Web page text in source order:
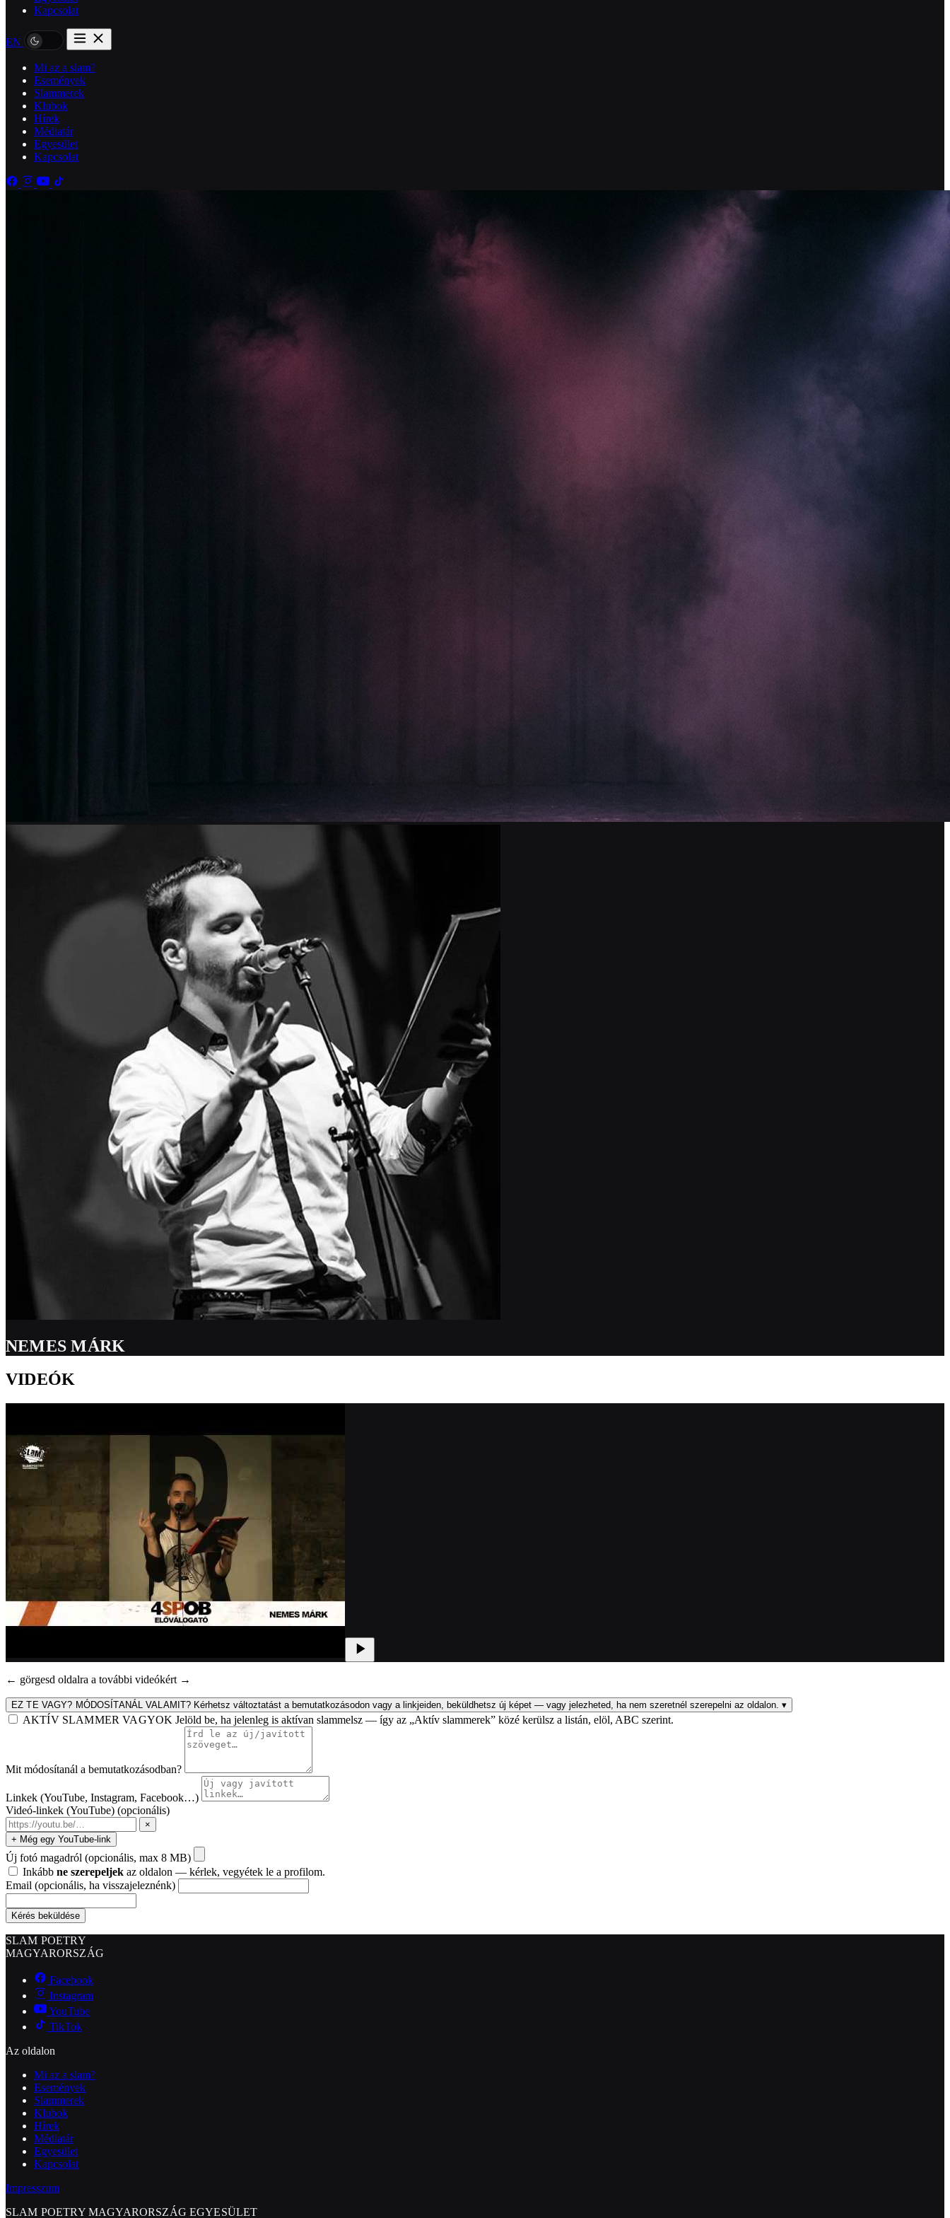
Kapcsolat
EN
Mi az a slam?
Események
Slammerek
Klubok
Hírek
Médiatár
Egyesület
Kapcsolat
NEMES MÁRK
VIDEÓK
← görgesd oldalra a további videókért →
EZ TE VAGY? MÓDOSÍTANÁL VALAMIT? Kérhetsz változtatást a bemutatkozásodon vagy a linkjeiden, beküldhetsz új képet — vagy jelezheted, ha nem szeretnél szerepelni az oldalon. ▾
AKTÍV SLAMMER VAGYOK Jelöld be, ha jelenleg is aktívan slammelsz — így az „Aktív slammerek” közé kerülsz a listán, elöl, ABC szerint.
Mit módosítanál a bemutatkozásodban?
Linkek (YouTube, Instagram, Facebook…)
Videó-linkek (YouTube) (opcionális)
×
+ Még egy YouTube-link
Új fotó magadról (opcionális, max 8 MB)
Inkább ne szerepeljek az oldalon — kérlek, vegyétek le a profilom.
Email (opcionális, ha visszajeleznénk)
Kérés beküldése
SLAM POETRY
MAGYARORSZÁG
Facebook
Instagram
YouTube
TikTok
Az oldalon
Mi az a slam?
Események
Slammerek
Klubok
Hírek
Médiatár
Egyesület
Kapcsolat
Impresszum
SLAM POETRY MAGYARORSZÁG EGYESÜLET